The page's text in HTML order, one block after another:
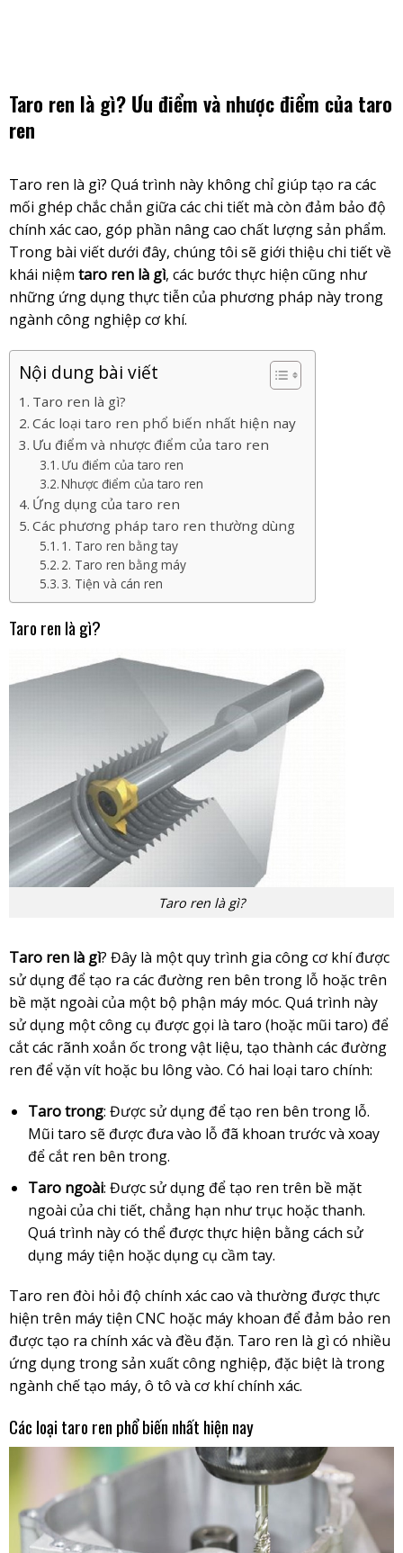
Taro ren là gì? Ưu điểm và nhược điểm của taro
ren
Taro ren là gì? Quá trình này không chỉ giúp tạo ra các
mối ghép chắc chắn giữa các chi tiết mà còn đảm bảo độ
chính xác cao, góp phần nâng cao chất lượng sản phẩm.
Trong bài viết dưới đây, chúng tôi sẽ giới thiệu chi tiết về
khái niệm taro ren là gì, các bước thực hiện cũng như
những ứng dụng thực tiễn của phương pháp này trong
ngành công nghiệp cơ khí.
Nội dung bài viết
Taro ren là gì?
Các loại taro ren phổ biến nhất hiện nay
Ưu điểm và nhược điểm của taro ren
Ưu điểm của taro ren
Nhược điểm của taro ren
Ứng dụng của taro ren
Các phương pháp taro ren thường dùng
1. Taro ren bằng tay
2. Taro ren bằng máy
3. Tiện và cán ren
Taro ren là gì?
Taro ren là gì?
Taro ren là gì? Đây là một quy trình gia công cơ khí được
sử dụng để tạo ra các đường ren bên trong lỗ hoặc trên
bề mặt ngoài của một bộ phận máy móc. Quá trình này
sử dụng một công cụ được gọi là taro (hoặc mũi taro) để
cắt các rãnh xoắn ốc trong vật liệu, tạo thành các đường
ren để vặn vít hoặc bu lông vào. Có hai loại taro chính:
Taro trong: Được sử dụng để tạo ren bên trong lỗ.
Mũi taro sẽ được đưa vào lỗ đã khoan trước và xoay
để cắt ren bên trong.
Taro ngoài: Được sử dụng để tạo ren trên bề mặt
ngoài của chi tiết, chẳng hạn như trục hoặc thanh.
Quá trình này có thể được thực hiện bằng cách sử
dụng máy tiện hoặc dụng cụ cầm tay.
Taro ren đòi hỏi độ chính xác cao và thường được thực
hiện trên máy tiện CNC hoặc máy khoan để đảm bảo ren
được tạo ra chính xác và đều đặn. Taro ren là gì có nhiều
ứng dụng trong sản xuất công nghiệp, đặc biệt là trong
ngành chế tạo máy, ô tô và cơ khí chính xác.
Các loại taro ren phổ biến nhất hiện nay